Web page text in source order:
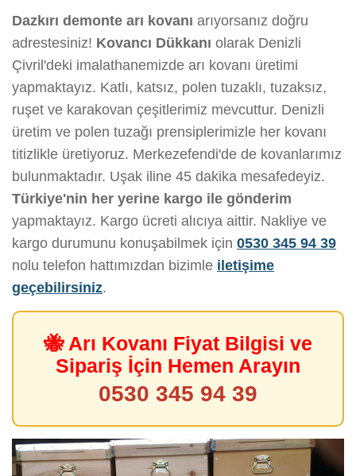
Dazkırı demonte arı kovanı arıyorsanız doğru
adrestesiniz! Kovancı Dükkanı olarak Denizli
Çivril'deki imalathanemizde arı kovanı üretimi
yapmaktayız. Katlı, katsız, polen tuzaklı, tuzaksız,
ruşet ve karakovan çeşitlerimiz mevcuttur. Denizli
üretim ve polen tuzağı prensiplerimizle her kovanı
titizlikle üretiyoruz. Merkezefendi'de de kovanlarımız
bulunmaktadır. Uşak iline 45 dakika mesafedeyiz.
Türkiye'nin her yerine kargo ile gönderim
yapmaktayız. Kargo ücreti alıcıya aittir. Nakliye ve
kargo durumunu konuşabilmek için 0530 345 94 39
nolu telefon hattımızdan bizimle iletişime
geçebilirsiniz.
🐝 Arı Kovanı Fiyat Bilgisi ve
Sipariş İçin Hemen Arayın
0530 345 94 39